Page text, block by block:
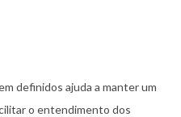
definidos ajuda a manter um
o entendimento dos